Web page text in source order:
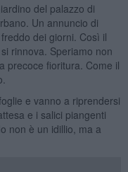
del palazzo di
Un annuncio di
dei giorni. Così il
rinnova. Speriamo non
precoce fioritura. Come il
e vanno a riprendersi
e i salici piangenti
non è un idillio, ma a